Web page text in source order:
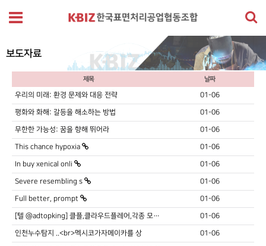
보도자료
제목 날짜
우리의 미래: 환경 문제와 대응 전략 01-06
평화와 화해: 갈등을 해소하는 방법 01-06
무한한 가능성: 꿈을 향해 뛰어라 01-06
This chance hypoxia 01-06
In buy xenical onli 01-06
Severe resembling s 01-06
Full better, prompt 01-06
[텔 @adtopking] 클플,클라우드플레어,각종 모… 01-06
인천누수탐지 ..<br>멕시코가자메이카를 상 01-06